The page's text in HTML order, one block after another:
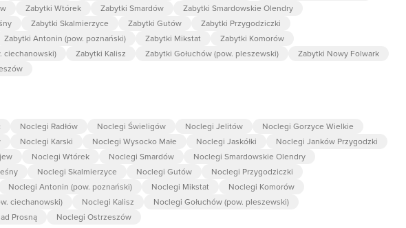
Zabytki Wtórek Zabytki Smardów
Zabytki Smardowskie Olendry
Zabytki Skalmierzyce Zabytki Gutów
Zabytki Przygodziczki
Zabytki Antonin (pow. poznański) Zabytki Mikstat
Zabytki Komorów
ciechanowski) Zabytki Kalisz Zabytki Gołuchów (pow. pleszewski)
Zabytki Nowy Folwark
Noclegi Radłów Noclegi Świeligów Noclegi Jelitów
Noclegi Gorzyce Wielkie
Noclegi Karski Noclegi Wysocko Małe Noclegi Jaskółki
Noclegi Janków Przygodzki
Noclegi Wtórek Noclegi Smardów
Noclegi Smardowskie Olendry
Noclegi Skalmierzyce Noclegi Gutów
Noclegi Przygodziczki
Noclegi Antonin (pow. poznański) Noclegi Mikstat
Noclegi Komorów
ciechanowski) Noclegi Kalisz
Noclegi Gołuchów (pow. pleszewski)
Prosną Noclegi Ostrzeszów